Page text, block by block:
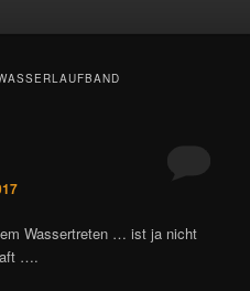
Wassertreten … ist ja nicht
….